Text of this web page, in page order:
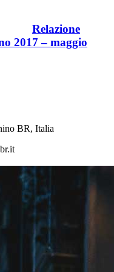
Relazione
2017 – maggio
BR, Italia